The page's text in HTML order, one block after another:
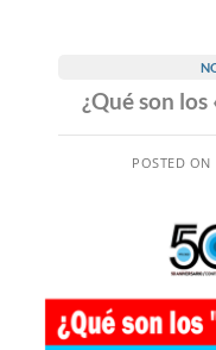
¿Qué son
POSTED ON